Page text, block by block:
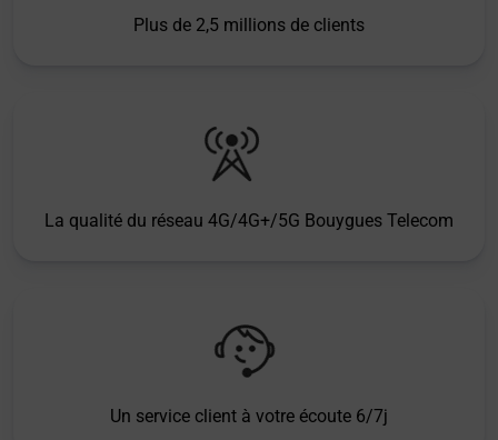
Plus de 2,5 millions de clients
La qualité du réseau 4G/4G+/5G Bouygues Telecom
Un service client à votre écoute 6/7j